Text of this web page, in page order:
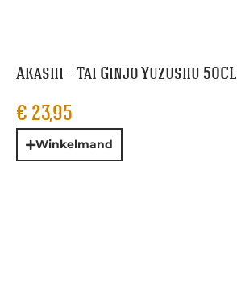
Akashi – Tai Ginjo Yuzushu 50CL
€ 23,95
Winkelmand